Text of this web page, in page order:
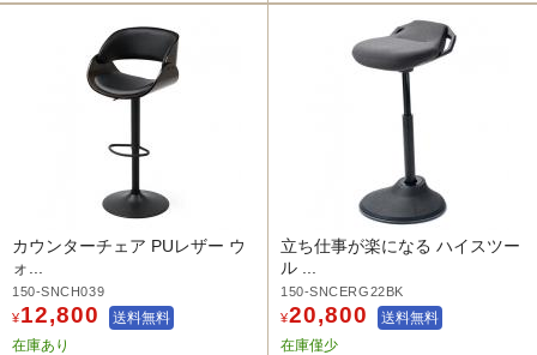
カウンターチェア PUレザー ウ
ォ...
150-SNCH039
¥12,800
送料無料
在庫あり
立ち仕事が楽になる ハイスツー
ル ...
150-SNCERG22BK
¥20,800
送料無料
在庫僅少